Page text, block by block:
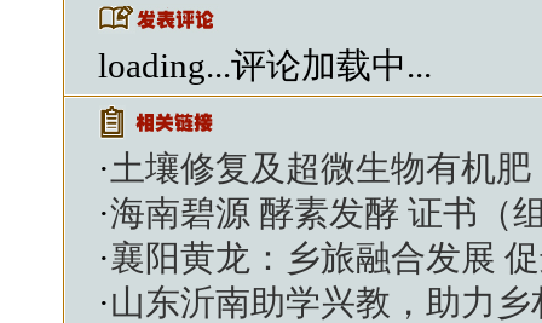
loading...评论加载中...
·土壤修复及超微生物有机肥
·海南碧源 酵素发酵 证书（
·襄阳黄龙：乡旅融合发展
·山东沂南助学兴教，助力